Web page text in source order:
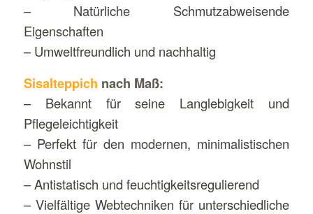
– Natürliche Schmutzabweisende
Eigenschaften
– Umweltfreundlich und nachhaltig
Sisalteppich nach Maß:
– Bekannt für seine Langlebigkeit und
Pflegeleichtigkeit
– Perfekt für den modernen, minimalistischen
Wohnstil
– Antistatisch und feuchtigkeitsregulierend
– Vielfältige Webtechniken für unterschiedliche